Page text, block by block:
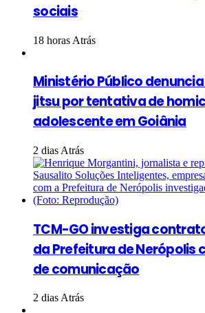
sociais
18 horas Atrás
Ministério Público
jitsu por tentativa de
adolescente em Goiânia
2 dias Atrás
TCM-GO investiga
da Prefeitura de Nerópolis
de comunicação
2 dias Atrás